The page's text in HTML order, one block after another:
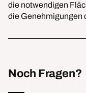
die notwendigen
die Genehmigungen
Noch Fragen?